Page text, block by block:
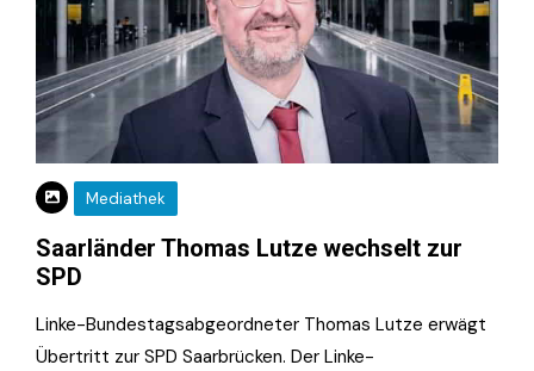
Mediathek
Saarländer Thomas Lutze wechselt zur
SPD
Linke-Bundestagsabgeordneter Thomas Lutze erwägt
Übertritt zur SPD Saarbrücken. Der Linke-